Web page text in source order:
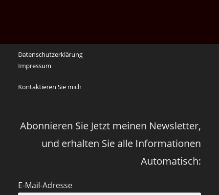
an
die
Corona
Zeiten
Datenschutzerklärung
Impressum
Kontaktieren Sie mich
Abonnieren Sie Jetzt meinen Newsletter,
und erhalten Sie alle Informationen
Automatisch:
E-Mail-Adresse